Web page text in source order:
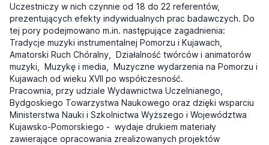
Uczestniczy w nich czynnie od 18 do 22 referentów,
prezentujących efekty indywidualnych prac badawczych. Do
tej pory podejmowano m.in. następujące zagadnienia:
Tradycje muzyki instrumentalnej Pomorzu i Kujawach,
Amatorski Ruch Chóralny, Działalność twórców i animatorów
muzyki, Muzykę i media, Muzyczne wydarzenia na Pomorzu i
Kujawach od wieku XVII po współczesność.
Pracownia, przy udziale Wydawnictwa Uczelnianego,
Bydgoskiego Towarzystwa Naukowego oraz dzięki wsparciu
Ministerstwa Nauki i Szkolnictwa Wyższego i Województwa
Kujawsko-Pomorskiego - wydaje drukiem materiały
zawierające opracowania zrealizowanych projektów